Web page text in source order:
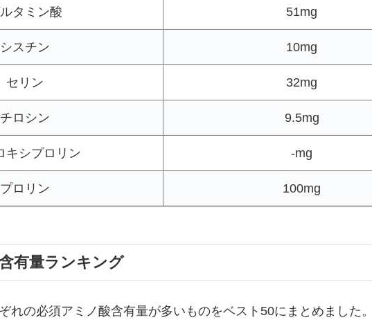
タミン酸 51mg
シスチン 10mg
セリン 32mg
チロシン 9.5mg
キシプロリン -mg
プロリン 100mg
有量ランキング
れの必須アミノ酸含有量が多いものをベスト50にまとめました。